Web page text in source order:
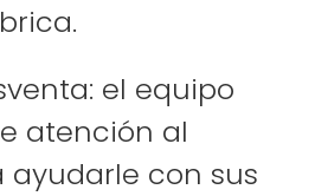
el equipo
atención al
con sus